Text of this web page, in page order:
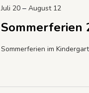
Sommerferien
Juli 20– August 12
Sommerferien im